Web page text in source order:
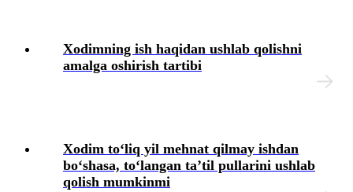
yozuvlarni kiritish toʻgʻrisidagi vaziyatlarning ma’lumotlar
bazasi
Ta’tilni uzaytirish va koʻchirish toʻgʻrisidagi vaziyatlarning
ma’lumotlar bazasi
Xodimning ish haqidan ushlab qolishni
amalga oshirish tartibi
Xodim toʻliq yil mehnat qilmay ishdan
boʻshasa, toʻlangan ta’til pullarini ushlab
qolish mumkinmi